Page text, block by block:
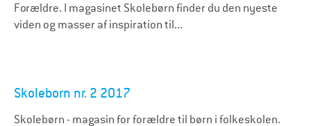
Forældre. I magasinet Skolebørn finder du den nyeste
viden og masser af inspiration til...
Skolebørn nr. 2 2017
Skolebørn - magasin for forældre til børn i folkeskolen.